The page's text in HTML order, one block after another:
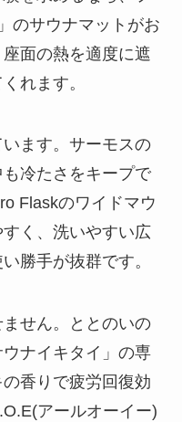
のサウナマットがお
面の熱を適度に遮
れます。
ます。サーモスの
冷たさをキープで
Flaskのワイドマウ
く、洗いやすい広
勝手が抜群です。
せん。ととのいの
ナイキタイ」の専
香りで疲労回復効
アールオーイー)